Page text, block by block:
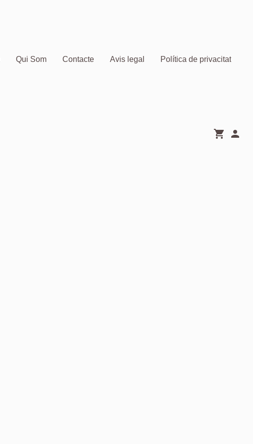
Qui Som Contacte Avis legal Política de privacitat